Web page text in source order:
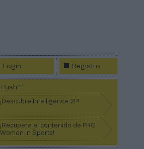
Login Registro
Push2P
¡Descubre Intelligence 2P!
¡Recupera el contenido de PRO
Women in Sports!